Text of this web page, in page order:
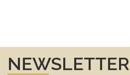
NEWSLETTER